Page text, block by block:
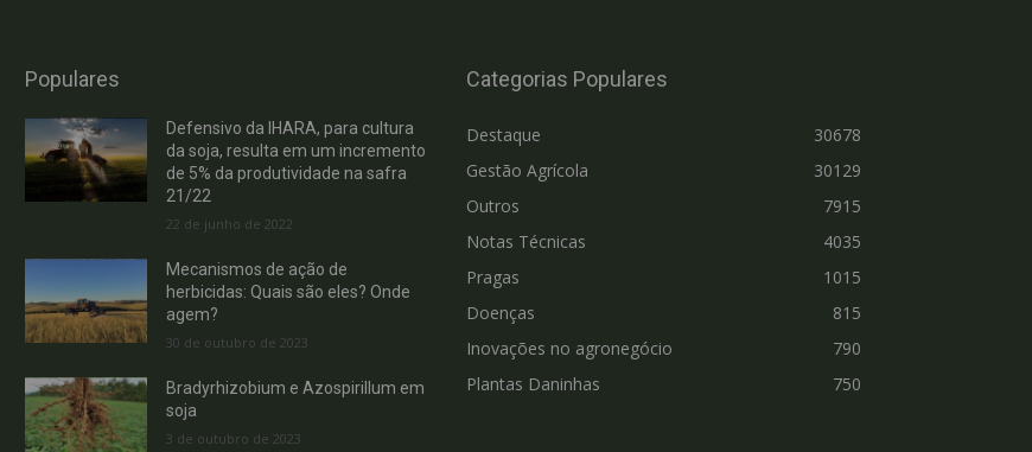
Populares
Defensivo da IHARA, para cultura
da soja, resulta em um incremento
de 5% da produtividade na safra
21/22
22 de junho de 2022
Mecanismos de ação de
herbicidas: Quais são eles? Onde
agem?
30 de outubro de 2023
Bradyrhizobium e Azospirillum em
soja
3 de outubro de 2023
Categorias Populares
Destaque
30678
Gestão Agrícola
30129
Outros
7915
Notas Técnicas
4035
Pragas
1015
Doenças
815
Inovações no agronegócio
790
Plantas Daninhas
750